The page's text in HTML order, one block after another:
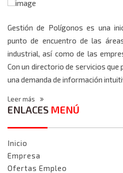
Gestión de Polígonos es una
punto de encuentro de las
industrial, así como de las
Con un directorio de servicios
una demanda de información
Leer más
ENLACES MENÚ
Inicio
Empresa
Ofertas Empleo